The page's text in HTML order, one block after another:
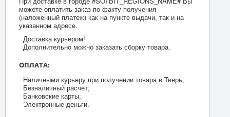
можете оплатить заказ по факту получения
(наложенный платеж) как на пункте выдачи, так и на
указанном адресе.
Доставка курьером!
Дополнительно можно заказать сборку товара.
ОПЛАТА:
Наличными курьеру при получении товара в Тверь;
Безналичный расчет;
Банковские карты;
Электронные деньги.